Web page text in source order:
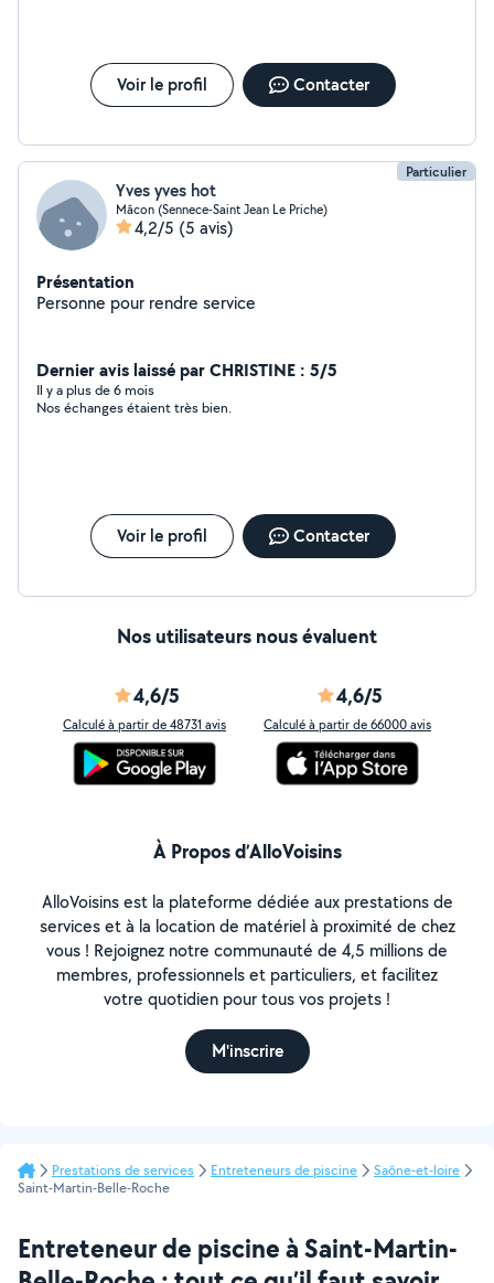
Voir le profil Contacter
Particulier
Yves yves hot
Mâcon (Sennece-Saint Jean Le Priche)
4,2/5 (5 avis)
Présentation
Personne pour rendre service
Dernier avis laissé par CHRISTINE : 5/5
Il y a plus de 6 mois
Nos échanges étaient très bien.
Voir le profil Contacter
Nos utilisateurs nous évaluent
4,6/5
Calculé à partir de 48731 avis
4,6/5
Calculé à partir de 66000 avis
À Propos d’AlloVoisins
AlloVoisins est la plateforme dédiée aux prestations de
services et à la location de matériel à proximité de chez
vous ! Rejoignez notre communauté de 4,5 millions de
membres, professionnels et particuliers, et facilitez
votre quotidien pour tous vos projets !
M'inscrire
Prestations de services Entreteneurs de piscine
Saône-et-loire
Saint-Martin-Belle-Roche
Entreteneur de piscine à Saint-Martin-